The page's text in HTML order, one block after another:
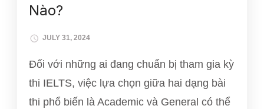
Nào?
JULY 31, 2024
Đối với những ai đang chuẩn bị tham gia kỳ
thi IELTS, việc lựa chọn giữa hai dạng bài
thi phổ biến là Academic và General có thể